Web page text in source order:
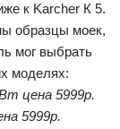
к Karcher К 5.
образцы моек,
мог выбрать
моделях:
цена 5999р.
5999р.